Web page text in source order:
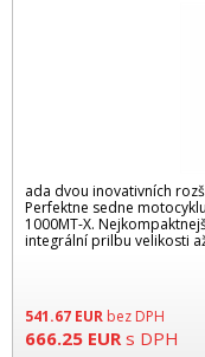
ada dvou inovativních
Perfektne sedne
1000MT-X.
integrální prilbu velikosti
541.67 EUR bez DPH
666.25 EUR s DPH